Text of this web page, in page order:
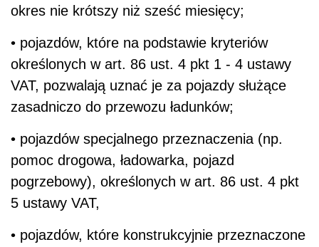
okres nie krótszy niż sześć miesięcy;
• pojazdów, które na podstawie kryteriów
określonych w art. 86 ust. 4 pkt 1 - 4 ustawy
VAT, pozwalają uznać je za pojazdy służące
zasadniczo do przewozu ładunków;
• pojazdów specjalnego przeznaczenia (np.
pomoc drogowa, ładowarka, pojazd
pogrzebowy), określonych w art. 86 ust. 4 pkt
5 ustawy VAT,
• pojazdów, które konstrukcyjnie przeznaczone